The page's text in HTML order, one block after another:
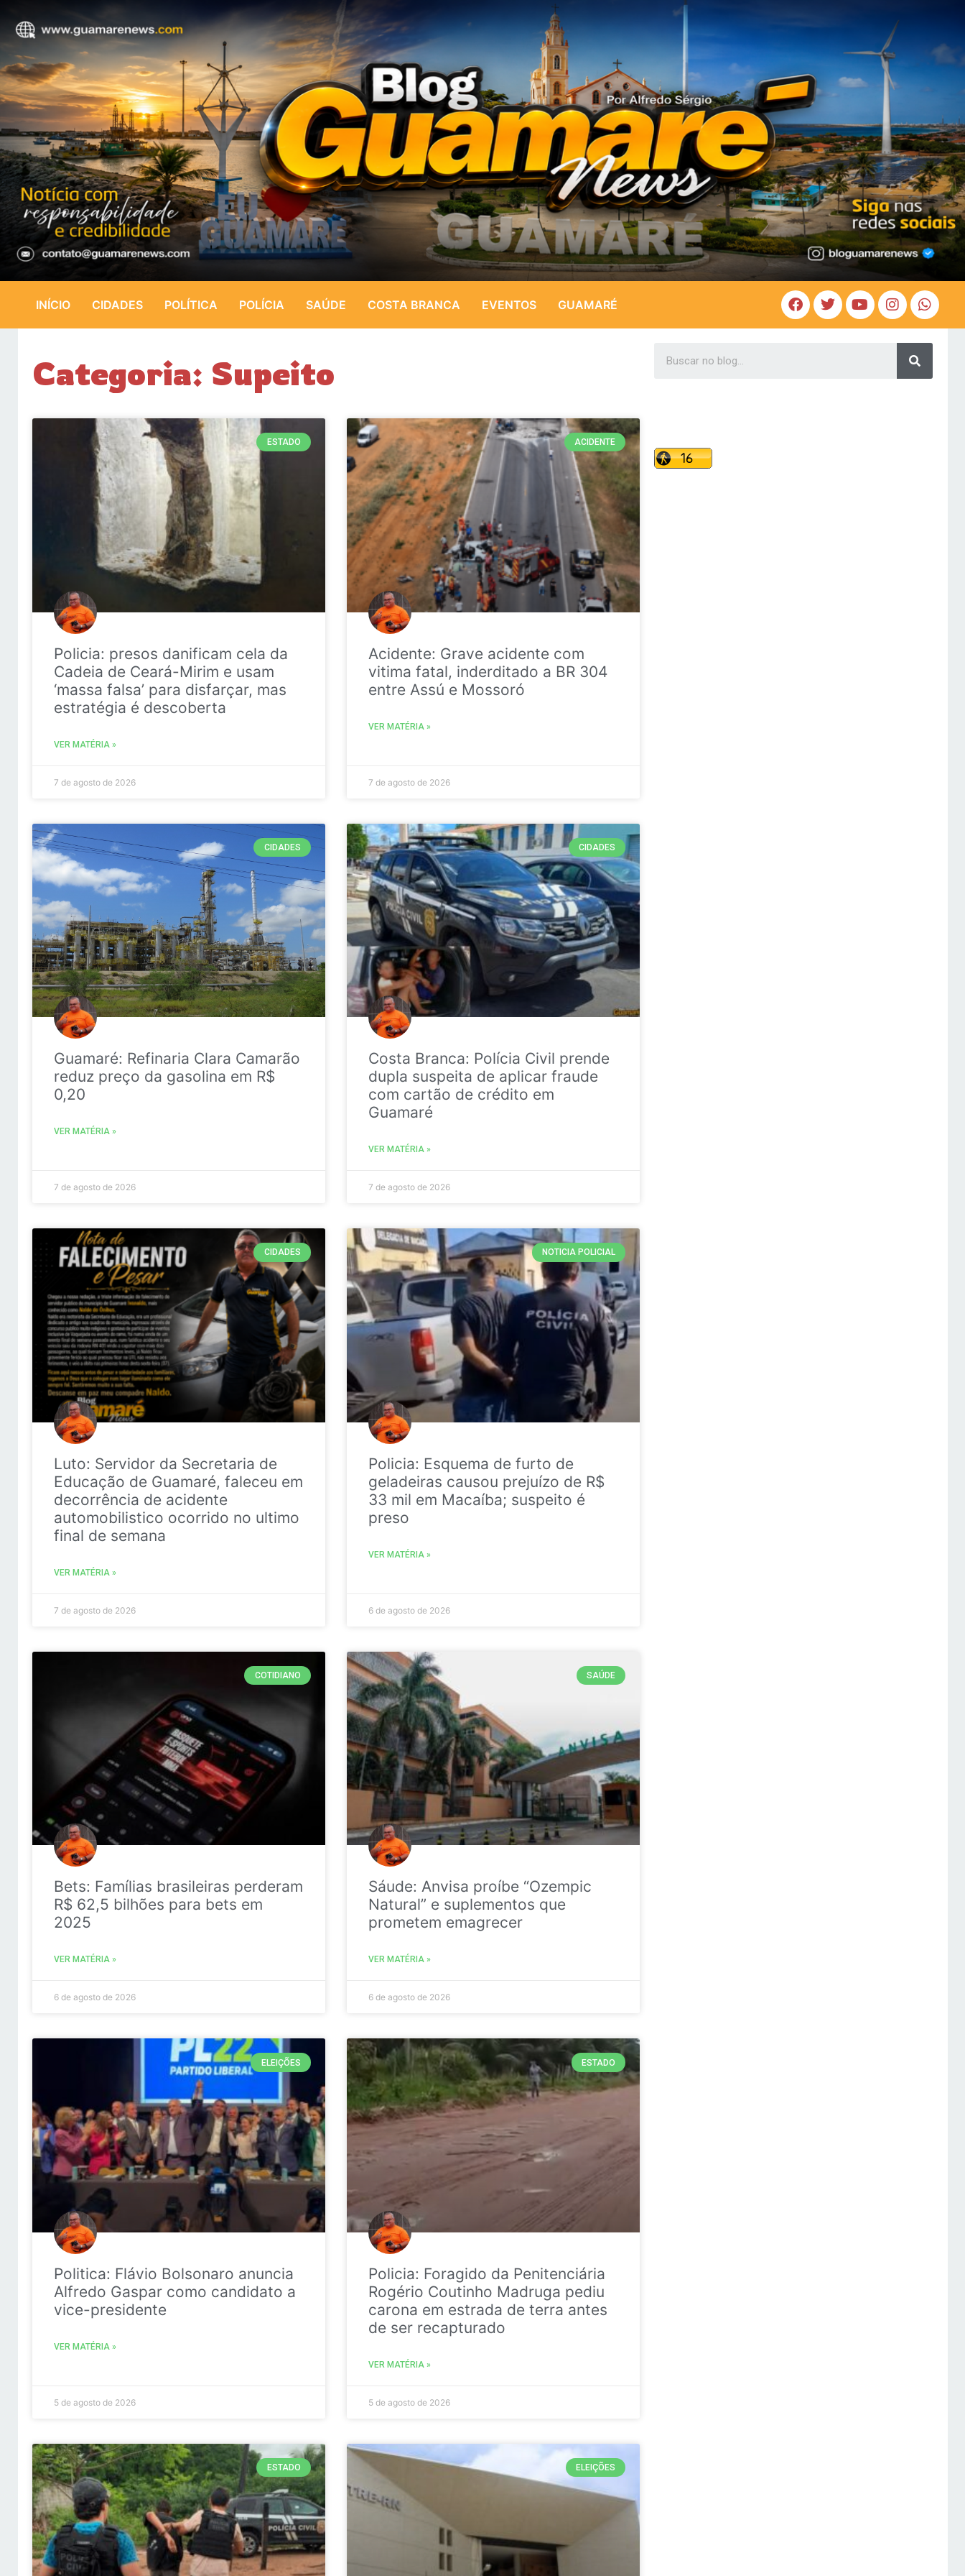
INÍCIO CIDADES POLÍTICA POLÍCIA SAÚDE COSTA BRANCA EVENTOS GUAMARÉ
Categoria: Supeito
ESTADO
Policia: presos danificam cela da
Cadeia de Ceará-Mirim e usam
‘massa falsa’ para disfarçar, mas
estratégia é descoberta
VER MATÉRIA »
7 de agosto de 2026
ACIDENTE
Acidente: Grave acidente com
vitima fatal, inderditado a BR 304
entre Assú e Mossoró
VER MATÉRIA »
7 de agosto de 2026
CIDADES
Guamaré: Refinaria Clara Camarão
reduz preço da gasolina em R$
0,20
VER MATÉRIA »
7 de agosto de 2026
CIDADES
Costa Branca: Polícia Civil prende
dupla suspeita de aplicar fraude
com cartão de crédito em
Guamaré
VER MATÉRIA »
7 de agosto de 2026
CIDADES
Luto: Servidor da Secretaria de
Educação de Guamaré, faleceu em
decorrência de acidente
automobilistico ocorrido no ultimo
final de semana
VER MATÉRIA »
7 de agosto de 2026
NOTICIA POLICIAL
Policia: Esquema de furto de
geladeiras causou prejuízo de R$
33 mil em Macaíba; suspeito é
preso
VER MATÉRIA »
6 de agosto de 2026
COTIDIANO
Bets: Famílias brasileiras perderam
R$ 62,5 bilhões para bets em
2025
VER MATÉRIA »
6 de agosto de 2026
SAÚDE
Sáude: Anvisa proíbe “Ozempic
Natural” e suplementos que
prometem emagrecer
VER MATÉRIA »
6 de agosto de 2026
ELEIÇÕES
Politica: Flávio Bolsonaro anuncia
Alfredo Gaspar como candidato a
vice-presidente
VER MATÉRIA »
5 de agosto de 2026
ESTADO
Policia: Foragido da Penitenciária
Rogério Coutinho Madruga pediu
carona em estrada de terra antes
de ser recapturado
VER MATÉRIA »
5 de agosto de 2026
ESTADO ELEIÇÕES